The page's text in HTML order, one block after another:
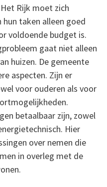
Rijk moet zich
taken alleen goed
voldoende budget is.
gaat niet alleen
huizen. De gemeente
aspecten. Zijn er
voor ouderen als voor
betaalbaar zijn, zowel
Hier
over nemen die
in overleg met de